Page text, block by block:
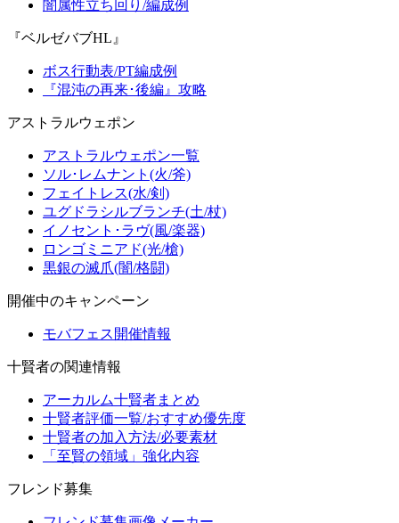
闇属性立ち回り/編成例
『ベルゼバブHL』
ボス行動表/PT編成例
『混沌の再来･後編』攻略
アストラルウェポン
アストラルウェポン一覧
ソル･レムナント(火/斧)
フェイトレス(水/剣)
ユグドラシルブランチ(土/杖)
イノセント･ラヴ(風/楽器)
ロンゴミニアド(光/槍)
黒銀の滅爪(闇/格闘)
開催中のキャンペーン
モバフェス開催情報
十賢者の関連情報
アーカルム十賢者まとめ
十賢者評価一覧/おすすめ優先度
十賢者の加入方法/必要素材
「至賢の領域」強化内容
フレンド募集